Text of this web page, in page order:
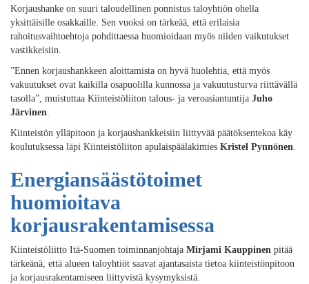
Korjaushanke on suuri taloudellinen ponnistus taloyhtiön ohella
yksittäisille osakkaille. Sen vuoksi on tärkeää, että erilaisia
rahoitusvaihtoehtoja pohdittaessa huomioidaan myös niiden vaikutukset
vastikkeisiin.
”Ennen korjaushankkeen aloittamista on hyvä huolehtia, että myös
vakuutukset ovat kaikilla osapuolilla kunnossa ja vakuutusturva riittävällä
tasolla”, muistuttaa Kiinteistöliiton talous- ja veroasiantuntija Juho
Järvinen.
Kiinteistön ylläpitoon ja korjaushankkeisiin liittyvää päätöksentekoa käy
koulutuksessa läpi Kiinteistöliiton apulaispäälakimies Kristel Pynnönen.
Energiansäästötoimet
huomioitava
korjausrakentamisessa
Kiinteistöliitto Itä-Suomen toiminnanjohtaja Mirjami Kauppinen pitää
tärkeänä, että alueen taloyhtiöt saavat ajantasaista tietoa kiinteistönpitoon
ja korjausrakentamiseen liittyvistä kysymyksistä.